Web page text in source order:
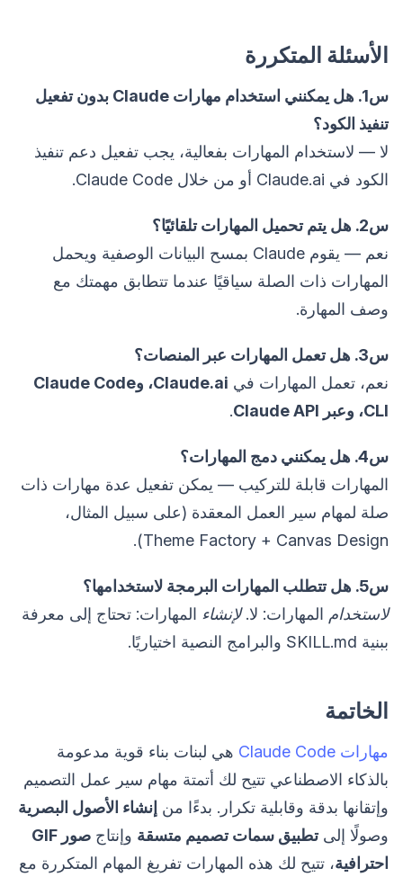
الأسئلة المتكررة
س1. هل يمكنني استخدام مهارات Claude بدون تفعيل
تنفيذ الكود؟
لا — لاستخدام المهارات بفعالية، يجب تفعيل دعم تنفيذ
الكود في Claude.ai أو من خلال Claude Code.
س2. هل يتم تحميل المهارات تلقائيًا؟
نعم — يقوم Claude بمسح البيانات الوصفية ويحمل
المهارات ذات الصلة سياقيًا عندما تتطابق مهمتك مع
وصف المهارة.
س3. هل تعمل المهارات عبر المنصات؟
نعم، تعمل المهارات في
Claude.ai، وClaude Code
CLI، وعبر Claude API
.
س4. هل يمكنني دمج المهارات؟
المهارات قابلة للتركيب — يمكن تفعيل عدة مهارات ذات
صلة لمهام سير العمل المعقدة (على سبيل المثال،
Theme Factory + Canvas Design).
س5. هل تتطلب المهارات البرمجة لاستخدامها؟
لاستخدام المهارات: لا.لإنشاء المهارات: تحتاج إلى معرفة
ببنية SKILL.md والبرامج النصية اختياريًا.
الخاتمة
مهارات Claude Code
هي لبنات بناء قوية مدعومة
بالذكاء الاصطناعي تتيح لك أتمتة مهام سير عمل التصميم
وإتقانها بدقة وقابلية تكرار. بدءًا من إنشاء الأصول البصرية
وصولًا إلىتطبيق سمات تصميم متسقة وإنتاج
صور GIF
احترافية، تتيح لك هذه المهارات تفريغ المهام المتكررة مع